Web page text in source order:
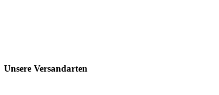
Unsere Versandarten